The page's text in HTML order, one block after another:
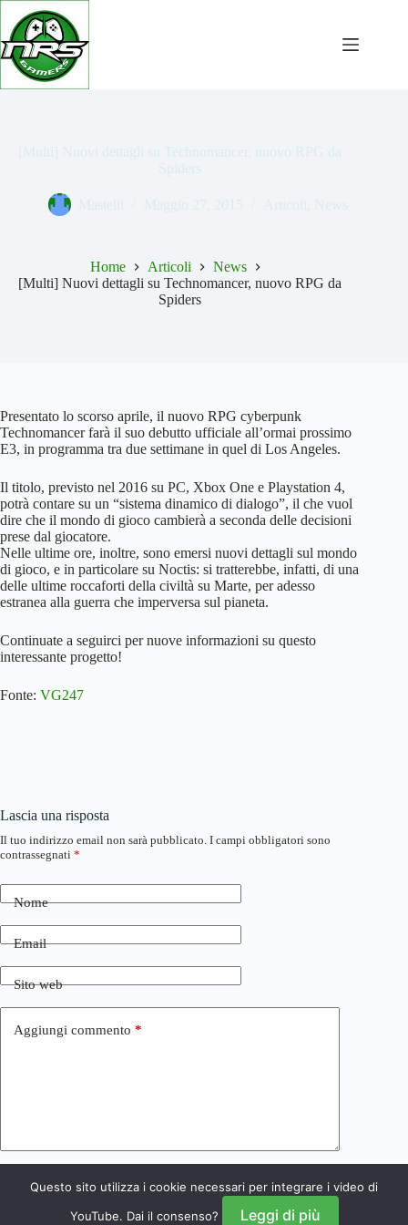
Salta
contenuto
Home Articoli
News
[Multi] Nuovi dettagli su Technomancer, nuovo RPG da
Spiders
Presentato lo scorso aprile, il nuovo RPG cyberpunk
Technomancer farà il suo debutto ufficiale all’ormai prossimo
E3, in programma tra due settimane in quel di Los Angeles.
Il titolo, previsto nel 2016 su PC, Xbox One e Playstation 4,
potrà contare su un “sistema dinamico di dialogo”, il che vuol
dire che il mondo di gioco cambierà a seconda delle decisioni
prese dal giocatore.
Nelle ultime ore, inoltre, sono emersi nuovi dettagli sul mondo
di gioco, e in particolare su Noctis: si tratterebbe, infatti, di una
delle ultime roccaforti della civiltà su Marte, per adesso
estranea alla guerra che imperversa sul pianeta.
Continuate a seguirci per nuove informazioni su questo
interessante progetto!
Fonte: VG247
Lascia una risposta
Il tuo indirizzo email non sarà pubblicato. I campi obbligatori sono
contrassegnati *
Nome
Email
Sito web
Aggiungi commento *
Invia commento
Questo sito utilizza i cookie necessari per integrare i video di
YouTube. Dai il consenso?
Leggi di più